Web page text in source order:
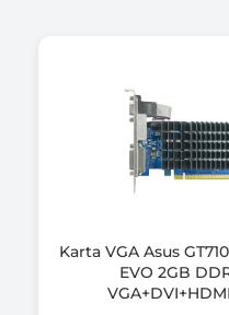
Maksymalna
Obsługa DirectX
Wsparcie HDCP
Karta VGA Asus
EVO 2GB